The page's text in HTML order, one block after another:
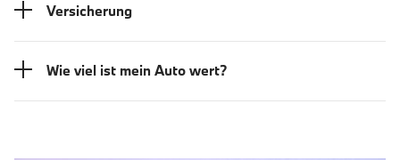
Versicherung
Wie viel ist mein Auto wert?